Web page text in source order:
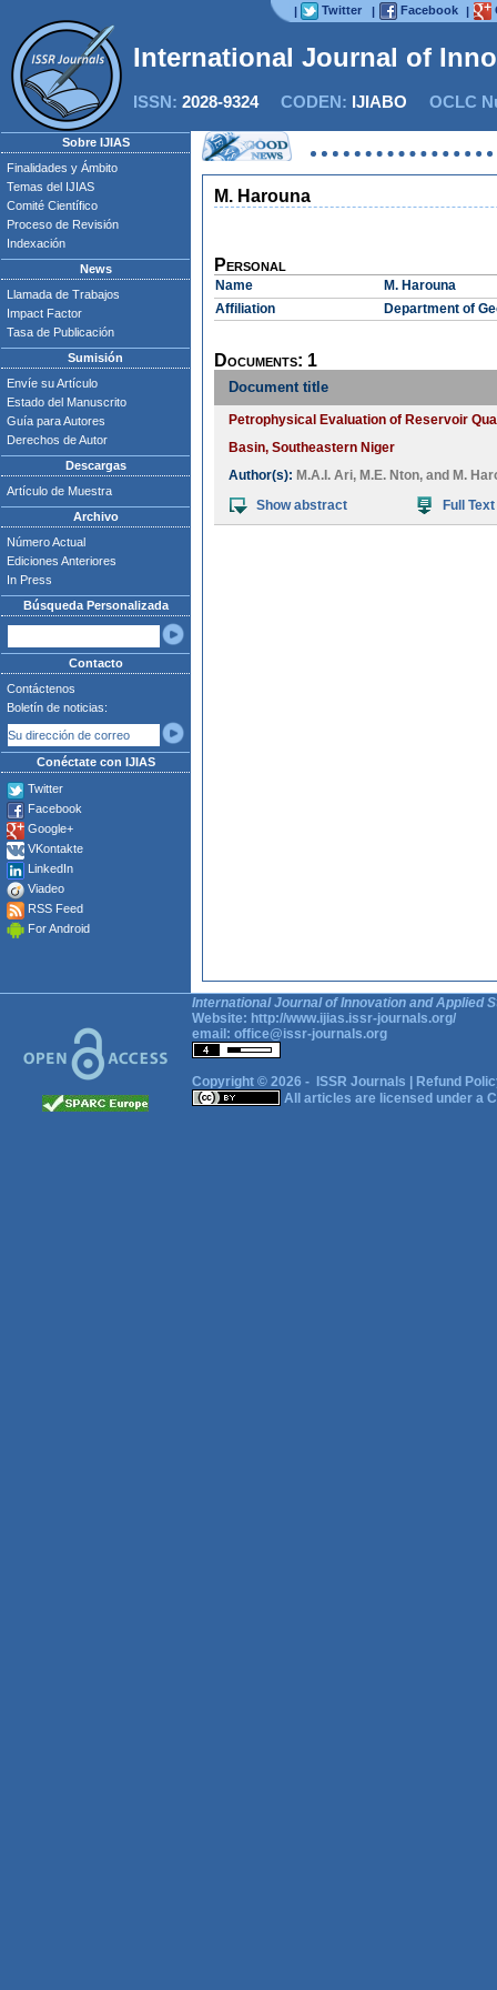
| Twitter | Facebook |
International Journal of
ISSN: 2028-9324CODEN: IJIABO OCLC
Sobre IJIAS
Finalidades y Ámbito
Temas del IJIAS
Comité Científico
Proceso de Revisión
Indexación
News
Llamada de Trabajos
Impact Factor
Tasa de Publicación
Sumisión
Envíe su Artículo
Estado del Manuscrito
Guía para Autores
Derechos de Autor
Descargas
Artículo de Muestra
Archivo
Número Actual
Ediciones Anteriores
In Press
Búsqueda Personalizada
Contacto
Contáctenos
Boletín de noticias:
Conéctate con IJIAS
Twitter
Facebook
Google+
VKontakte
LinkedIn
Viadeo
RSS Feed
For Android
M. Harouna
Personal
Name
M. Harouna
Affiliation
Department of
Documents: 1
Document title
Petrophysical Evaluation of Reservoir
Basin, Southeastern Niger
Author(s): M.A.I. Ari, M.E. Nton, and M.
Show abstract
Full Text
International Journal of Innovation and Applied
Website: http://www.ijias.issr-journals.org/
email: office@issr-journals.org
Copyright © 2026 - ISSR Journals
Refund
All articles are licensed under a